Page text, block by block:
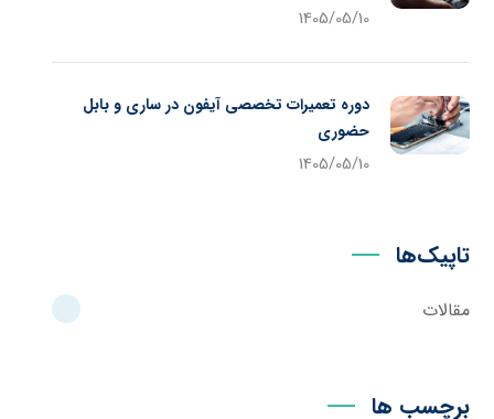
1405/05/10
دوره تعمیرات تخصصی آیفون در ساری و بابل
حضوری
1405/05/10
تاپیک‌ها
مقالات
برچسب ها